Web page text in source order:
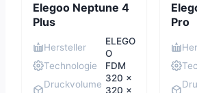
Elegoo Neptune 4
Plus
Hersteller
ELEGO
O
Technologie
FDM
Druckvolume
320 x
320 x
Pro